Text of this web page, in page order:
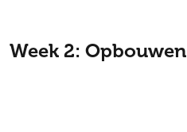
Week 2: Opbouwen